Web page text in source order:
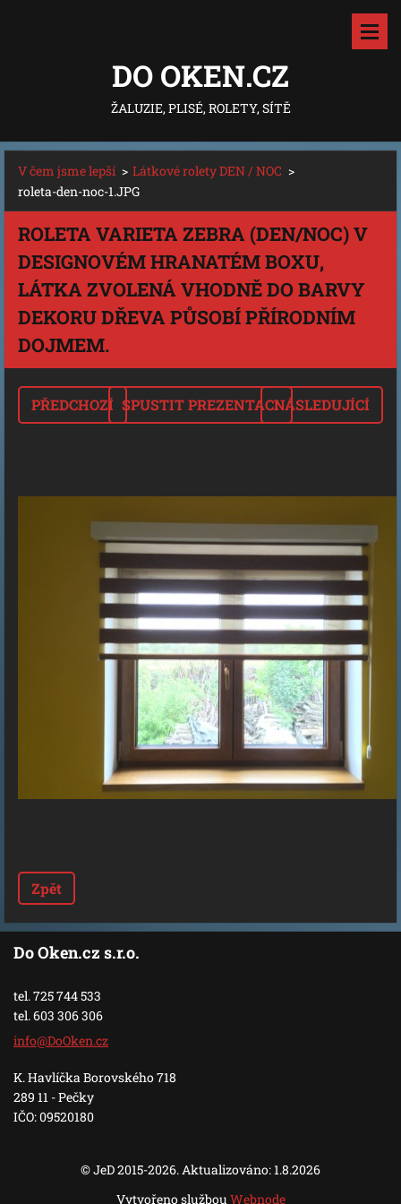
DO OKEN.CZ
ŽALUZIE, PLISÉ, ROLETY, SÍTĚ
V čem jsme lepší > Látkové rolety DEN / NOC >
roleta-den-noc-1.JPG
ROLETA VARIETA ZEBRA (DEN/NOC) V
DESIGNOVÉM HRANATÉM BOXU,
LÁTKA ZVOLENÁ VHODNĚ DO BARVY
DEKORU DŘEVA PŮSOBÍ PŘÍRODNÍM
DOJMEM.
PŘEDCHOZÍ SPUSTIT PREZENTACINÁSLEDUJÍCÍ
Zpět
Do Oken.cz s.r.o.
tel. 725 744 533
tel. 603 306 306
info@DoOken.cz
K. Havlíčka Borovského 718
289 11 - Pečky
IČO: 09520180
© JeD 2015-2026. Aktualizováno: 1.8.2026
Vytvořeno službou Webnode